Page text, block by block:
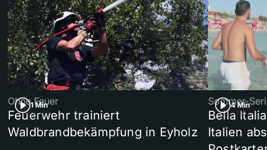
1 Min
Ohne Feuer
Feuerwehr trainiert
Waldbrandbekämpfung in Eyholz
4 Min
Sommer-
Bella
Italien